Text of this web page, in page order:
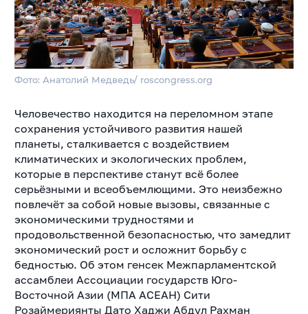
Фото: Анатолий Медведь/ roscongress.org
Человечество находится на переломном этапе
сохранения устойчивого развития нашей
планеты, сталкивается с воздействием
климатических и экологических проблем,
которые в перспективе станут всё более
серьёзными и всеобъемлющими. Это неизбежно
повлечёт за собой новые вызовы, связанные с
экономическими трудностями и
продовольственной безопасностью, что замедлит
экономический рост и осложнит борьбу с
бедностью. Об этом генсек Межпарламентской
ассамблеи Ассоциации государств Юго-
Восточной Азии (МПА АСЕАН) Сити
Розаймериянты Дато Хаджи Абдул Рахман